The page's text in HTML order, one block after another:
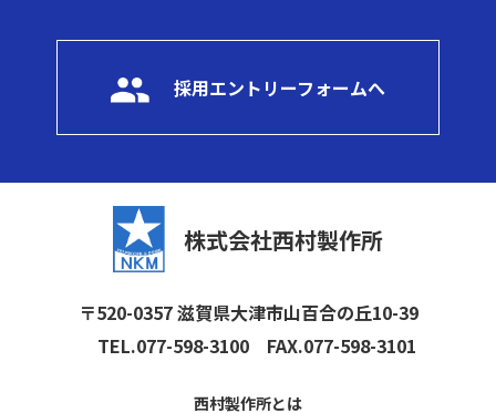
採用エントリーフォームへ
株式会社西村製作所
〒520-0357 滋賀県大津市山百合の丘10-39
TEL.077-598-3100FAX.077-598-3101
西村製作所とは